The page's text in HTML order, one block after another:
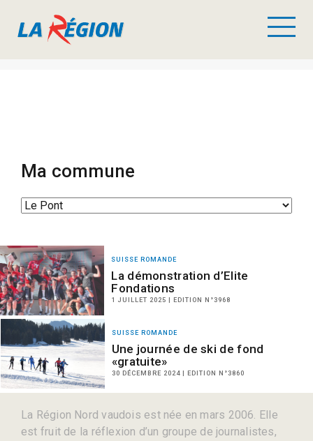
Ma commune
SUISSE ROMANDE
La démonstration d’Elite
Fondations
1 JUILLET 2025 | EDITION N°3968
SUISSE ROMANDE
Une journée de ski de fond
«gratuite»
30 DÉCEMBRE 2024 | EDITION N°3860
La Région Nord vaudois est née en mars 2006. Elle
est fruit de la réflexion d’un groupe de journalistes,